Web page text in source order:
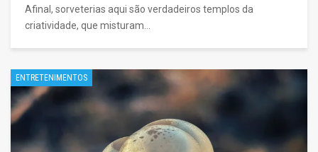
Afinal, sorveterias aqui são verdadeiros templos da
criatividade, que misturam…
ENTRETENIMENTOS